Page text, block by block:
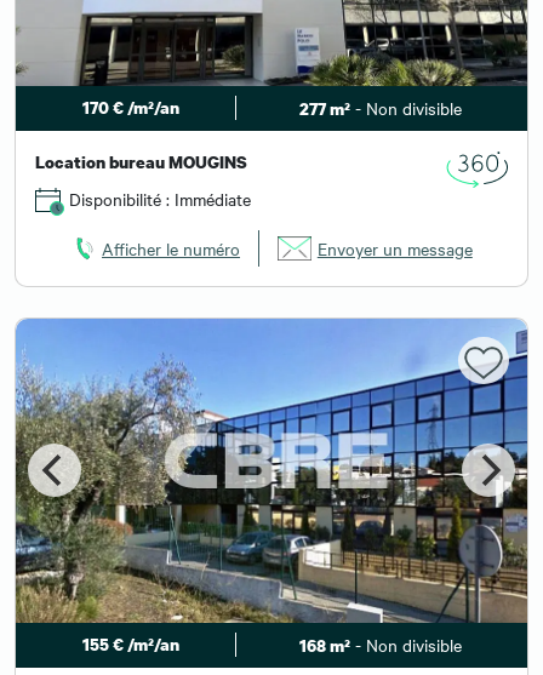
170 € /m²/an 277 m²- Non divisible
Location bureau MOUGINS
Disponibilité : Immédiate
Afficher le numéro Envoyer un message
155 € /m²/an 168 m²- Non divisible